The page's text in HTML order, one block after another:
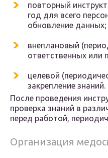
повторный
год для всего
обновление данных;
внеплановый
ответственных или
целевой
закрепление знаний.
После проведения
проверка знаний в
перед работой,
Организация